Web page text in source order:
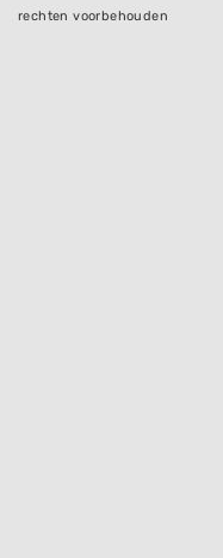
rechten voorbehouden